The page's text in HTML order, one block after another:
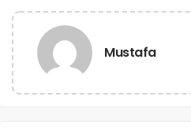
Mustafa